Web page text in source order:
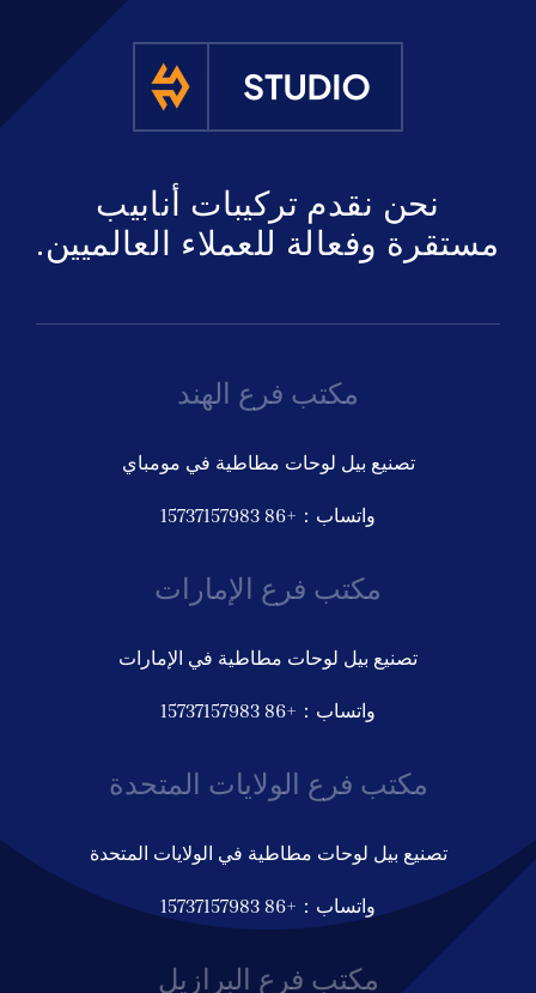
نحن نقدم تركيبات أنابيب
مستقرة وفعالة للعملاء العالميين.
مكتب فرع الهند
تصنيع بيل لوحات مطاطية في مومباي
واتساب：+86 15737157983
مكتب فرع الإمارات
تصنيع بيل لوحات مطاطية في الإمارات
واتساب：+86 15737157983
مكتب فرع الولايات المتحدة
تصنيع بيل لوحات مطاطية في الولايات المتحدة
واتساب：+86 15737157983
مكتب فرع البرازيل